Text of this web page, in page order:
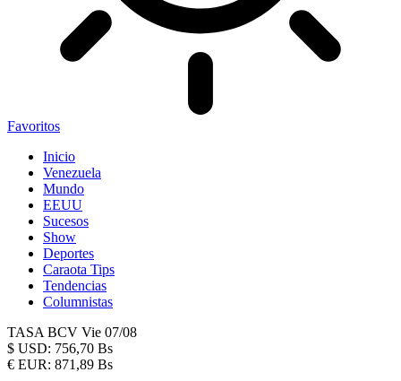
Favoritos
Inicio
Venezuela
Mundo
EEUU
Sucesos
Show
Deportes
Caraota Tips
Tendencias
Columnistas
TASA BCV Vie 07/08
$ USD: 756,70 Bs
€ EUR: 871,89 Bs